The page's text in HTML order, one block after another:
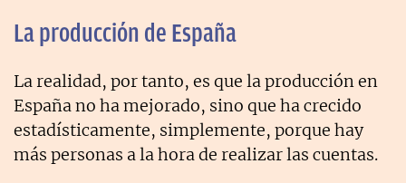
La producción de España
La realidad, por tanto, es que la producción en
España no ha mejorado, sino que ha crecido
estadísticamente, simplemente, porque hay
más personas a la hora de realizar las cuentas.